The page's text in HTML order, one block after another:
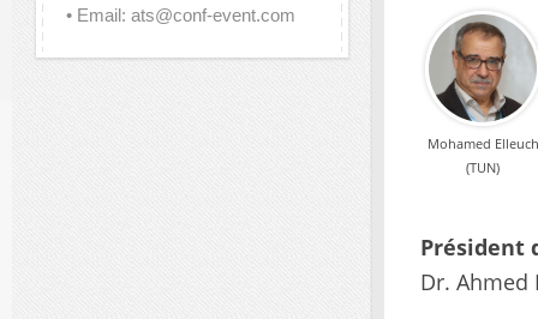
• Email: ats@conf-event.com
Mohamed Elleuch
(TUN)
Président
Dr. Ahmed